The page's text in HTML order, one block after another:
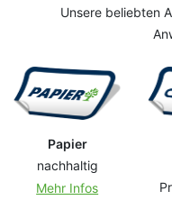
Unsere beliebten
Papier
nachhaltig
Mehr Infos